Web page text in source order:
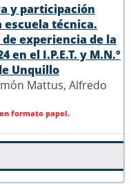
y participación
técnica.
experiencia de la
en el I.P.E.T. y M.N.°
Unquillo
Mattus, Alfredo
formato papel.